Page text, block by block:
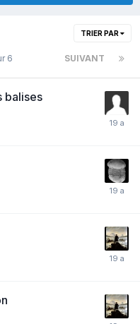
TRIER PAR
SUIVANT
6
balises